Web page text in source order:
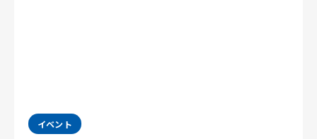
イベント